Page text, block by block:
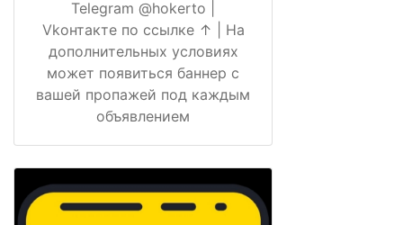
Telegram @hokerto |
Vkонтакте по ссылке ↑ | На
дополнительных условиях
может появиться баннер с
вашей пропажей под каждым
объявлением